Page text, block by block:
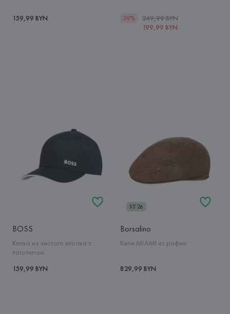
159,99 BYN 20%
249,99 BYN
199,99 BYN
BOSS
Кепка из чистого хлопка с
логотипом
159,99 BYN
SS'26
Borsalino
Кепи MIAMI из рафии
829,99 BYN